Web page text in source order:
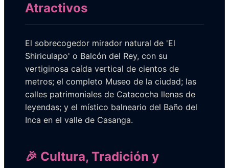
Atractivos
El sobrecogedor mirador natural de 'El
Shiriculapo' o Balcón del Rey, con su
vertiginosa caída vertical de cientos de
metros; el completo Museo de la ciudad; las
calles patrimoniales de Catacocha llenas de
leyendas; y el místico balneario del Baño del
Inca en el valle de Casanga.
🎉 Cultura, Tradición y